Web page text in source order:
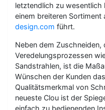
letztendlich zu wesentlich
einem breiteren Sortiment
design.com führt.
Neben dem Zuschneiden,
Veredelungsprozessen
Sandstrahlen, ist die
Wünschen der Kunden
Qualitätsmerkmal von
neueste Clou ist der
einfach zu bedienenden